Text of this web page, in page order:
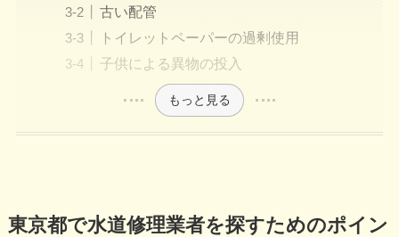
古い配管
トイレットペーパーの過剰使用
子供による異物の投入
もっと見る
東京都で水道修理業者を探すためのポイン